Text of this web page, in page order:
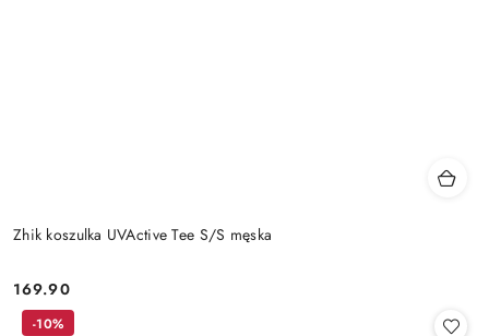
Zhik koszulka UVActive Tee S/S męska
Cena:
169.90
-10%